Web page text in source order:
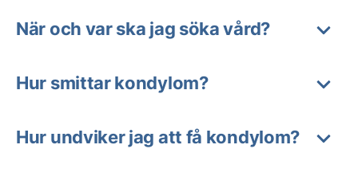
När och var ska jag söka vård?
Hur smittar kondylom?
Hur undviker jag att få kondylom?